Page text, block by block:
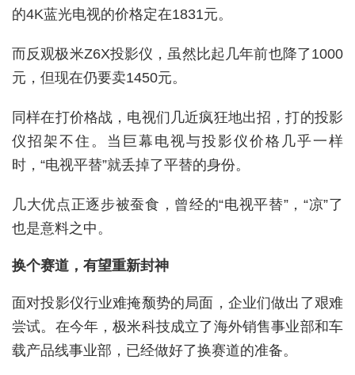
的4K蓝光电视的价格定在1831元。
而反观极米Z6X投影仪，虽然比起几年前也降了1000
元，但现在仍要卖1450元。
同样在打价格战，电视们几近疯狂地出招，打的投影
仪招架不住。当巨幕电视与投影仪价格几乎一样
时，“电视平替”就丢掉了平替的身份。
几大优点正逐步被蚕食，曾经的“电视平替”，“凉”了
也是意料之中。
换个赛道，有望重新封神
面对投影仪行业难掩颓势的局面，企业们做出了艰难
尝试。在今年，极米科技成立了海外销售事业部和车
载产品线事业部，已经做好了换赛道的准备。